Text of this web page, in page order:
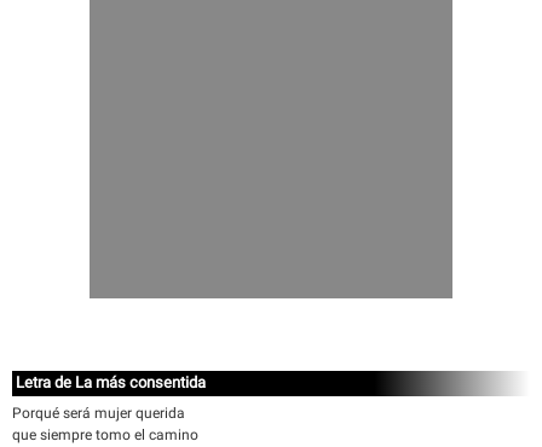
Letra de La más consentida
Porqué será mujer querida
que siempre tomo el camino